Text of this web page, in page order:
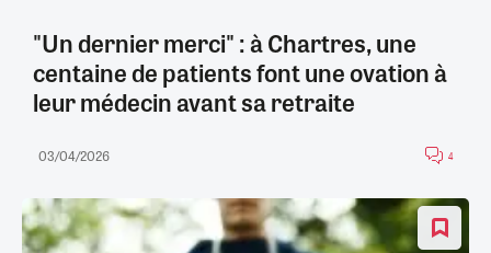
"Un dernier merci" : à Chartres, une
centaine de patients font une ovation à
leur médecin avant sa retraite
03/04/2026 4